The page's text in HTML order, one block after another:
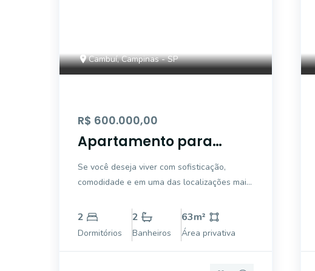
Cambuí, Campinas - SP
R$ 600.000,00
Apartamento para
venda no Coração do
Cambuí: 63,00m², 2
Se você deseja viver com sofisticação,
comodidade e em uma das localizações mais
apartamento à venda no Cambuí é a escolha
ideal para o seu estilo de vida. Situado em
um charmoso empreendimento de torre
2
Dormitórios
2
Banheiros
63m²
Área privativa